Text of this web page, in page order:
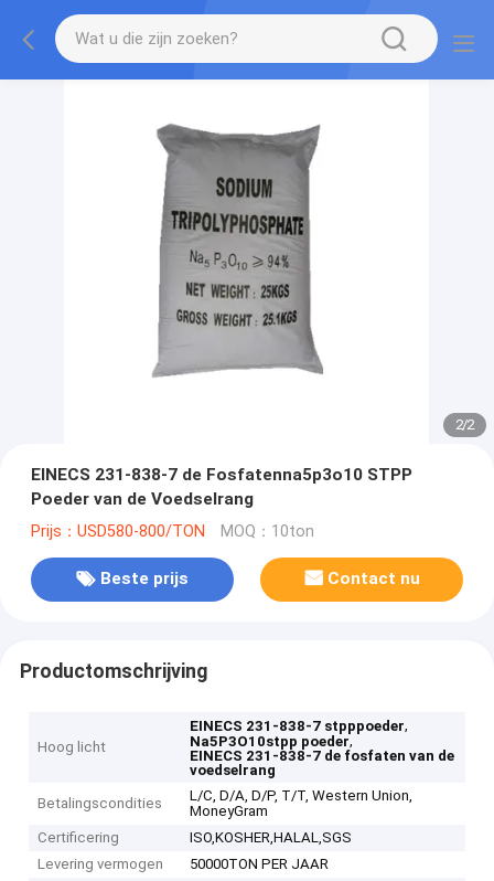
2/2
EINECS 231-838-7 de Fosfatenna5p3o10 STPP
Poeder van de Voedselrang
Prijs：USD580-800/TON MOQ：10ton
Beste prijs Contact nu
Productomschrijving
Hoog licht
EINECS 231-838-7 stpppoeder,
Na5P3O10stpp poeder,
EINECS 231-838-7 de fosfaten van de
voedselrang
Betalingscondities
L/C, D/A, D/P, T/T, Western Union,
MoneyGram
Certificering
ISO,KOSHER,HALAL,SGS
Levering vermogen
50000TON PER JAAR